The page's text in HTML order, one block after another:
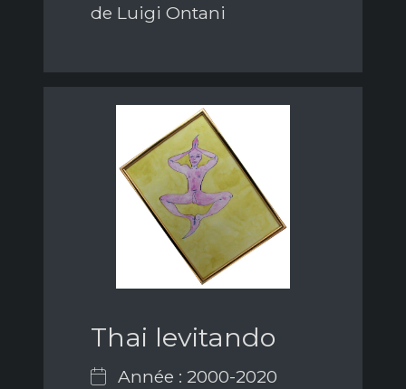
de Luigi Ontani
Thai levitando
Année : 2000-2020